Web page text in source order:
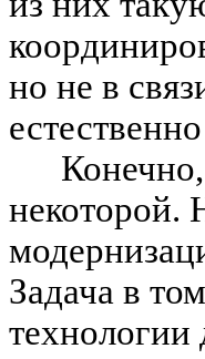
но не в
некоторой.
Задача в
технологии